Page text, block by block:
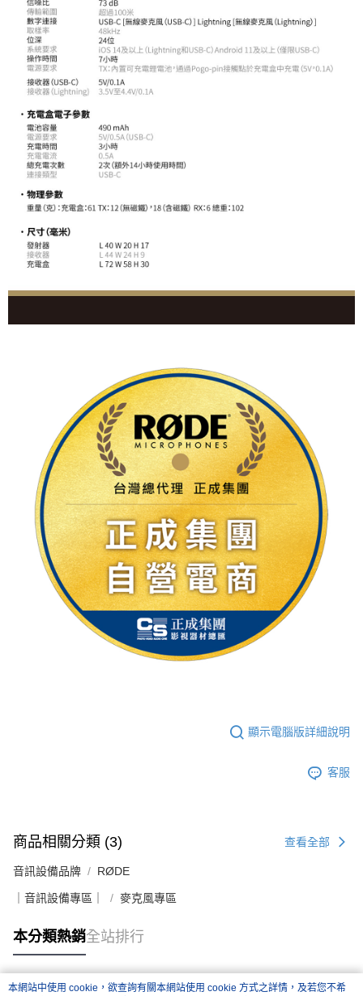
顯示電腦版詳細說明
客服
商品相關分類 (3) 查看全部
音訊設備品牌 RØDE
｜音訊設備專區｜ 麥克風專區
本分類熱銷全站排行
本網站中使用 cookie，欲查詢有關本網站使用 cookie 方式之詳情，及若您不希